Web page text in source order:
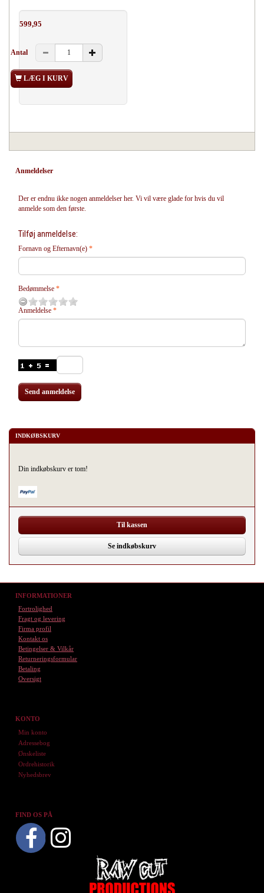
599,95
Antal
LÆG I KURV
Anmeldelser
Der er endnu ikke nogen anmeldelser her. Vi vil være glade for hvis du vil
anmelde som den første.
Tilføj anmeldelse:
Fornavn og Efternavn(e)
Bedømmelse
Anmeldelse
Send anmeldelse
INDKØBSKURV
Din indkøbskurv er tom!
Til kassen
Se indkøbskurv
INFORMATIONER
Fortrolighed
Fragt og levering
Firma profil
Kontakt os
Betingelser & Vilkår
Returneringsformular
Betaling
Oversigt
KONTO
Min konto
Adressebog
Ønskeliste
Ordrehistorik
Nyhedsbrev
FIND OS PÅ